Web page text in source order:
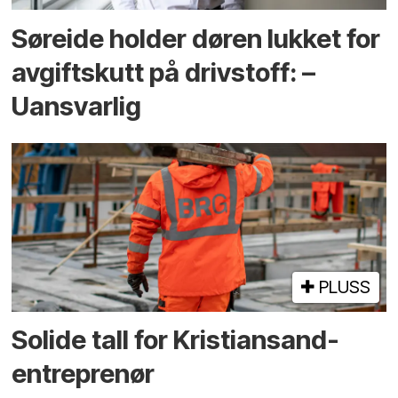
Søreide holder døren lukket for
avgiftskutt på drivstoff: –
Uansvarlig
PLUSS
Solide tall for Kristiansand-
entreprenør